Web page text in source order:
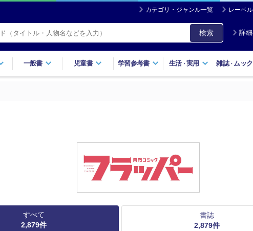
カテゴリ・ジャンル一覧 レーベ
検索 詳
一般書 児童書 学習参考書 生活・実用 雑誌・ ムック
すべて
2,879件
書誌
2,879件